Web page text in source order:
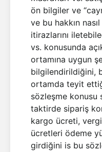
ön bilgiler ve
ve bu hakkın
itirazlarını
vs. konusunda
ortamına uygun
bilgilendirildiğini,
ortamda teyit
sözleşme konusu
taktirde sipariş
kargo ücreti,
ücretleri ödeme
girdiğini is bu